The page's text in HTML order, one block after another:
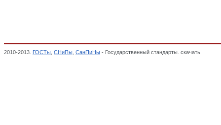
2010-2013. ГОСТы СНиПы СанПиНы - Государственный стандарты. скачать